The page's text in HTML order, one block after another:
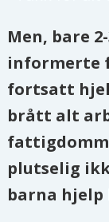
Men, bare
informerte
fortsatt
brått alt
plutselig
barna hjelp